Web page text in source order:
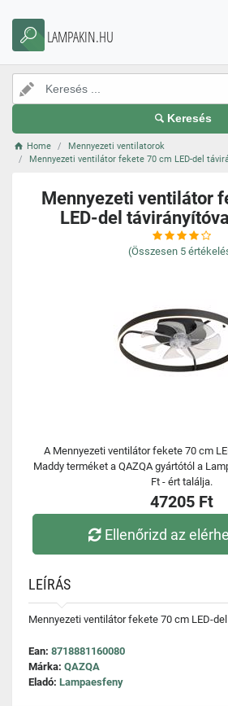
LAMPAKIN.HU
Keresés
Home
Mennyezeti ventilatorok
Mennyezeti ventilátor fekete 70 cm LED-del
Mennyezeti ventilátor
LED-del
(Összesen 5
A Mennyezeti ventilátor fekete 70 cm
Maddy terméket a QAZQA gyártótól a
Ft - ért találja.
47205 Ft
Ellenőrizd az
LEÍRÁS
Mennyezeti ventilátor fekete 70 cm LED-
Ean: 8718881160080
Márka: QAZQA
Eladó: Lampaesfeny